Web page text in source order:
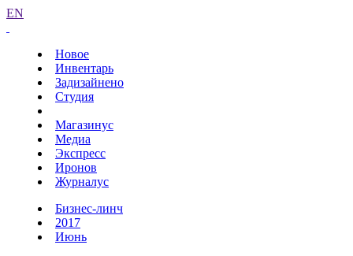
EN
Новое
Инвентарь
Задизайнено
Студия
Магазинус
Медиа
Экспресс
Иронов
Журналус
Бизнес-линч
2017
Июнь